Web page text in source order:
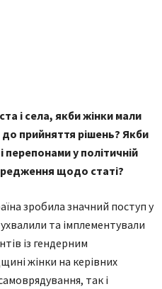
і села, якби жінки мали
прийняття рішень? Якби
перепонами у політичній
щодо статі?
зробила значний поступ у
та імплементували
із гендерним
жінки на керівних
так і